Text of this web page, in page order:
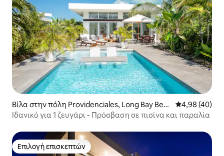
Βίλα στην πόλη Providenciales, Long Bay Beac
h
Μέση
4,98 (40)
Ιδανικό για 1 ζευγάρι - Πρόσβαση σε πισίνα και παραλία
Επιλογή επισκεπτών
Επιλογή επισκεπτών